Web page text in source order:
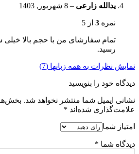
یدالله زارعی – 8 شهریور, 1403
نمره 3 از 5
تمام سفارشای من با حجم بالا خیلی
رسید.
نمایش نظرات به همه زبانها (7)
دیدگاه خود را بنویسید
نشانی ایمیل شما منتشر نخواهد شد.
علامت‌گذاری شده‌اند *
امتیاز شما
دیدگاه شما *